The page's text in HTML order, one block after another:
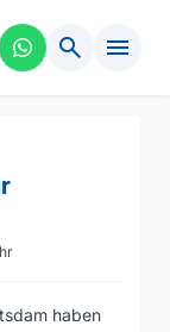
search menu
haben